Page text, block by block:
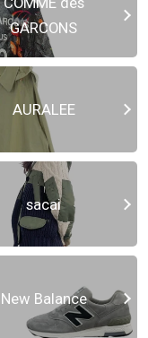
GARCONS
AURALEE
sacai
New Balance